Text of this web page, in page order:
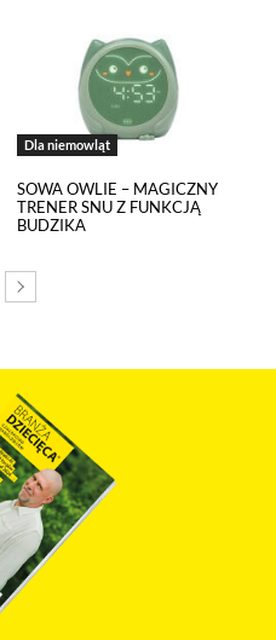
Dla niemowląt
SOWA OWLIE – MAGICZNY
TRENER SNU Z FUNKCJĄ
BUDZIKA